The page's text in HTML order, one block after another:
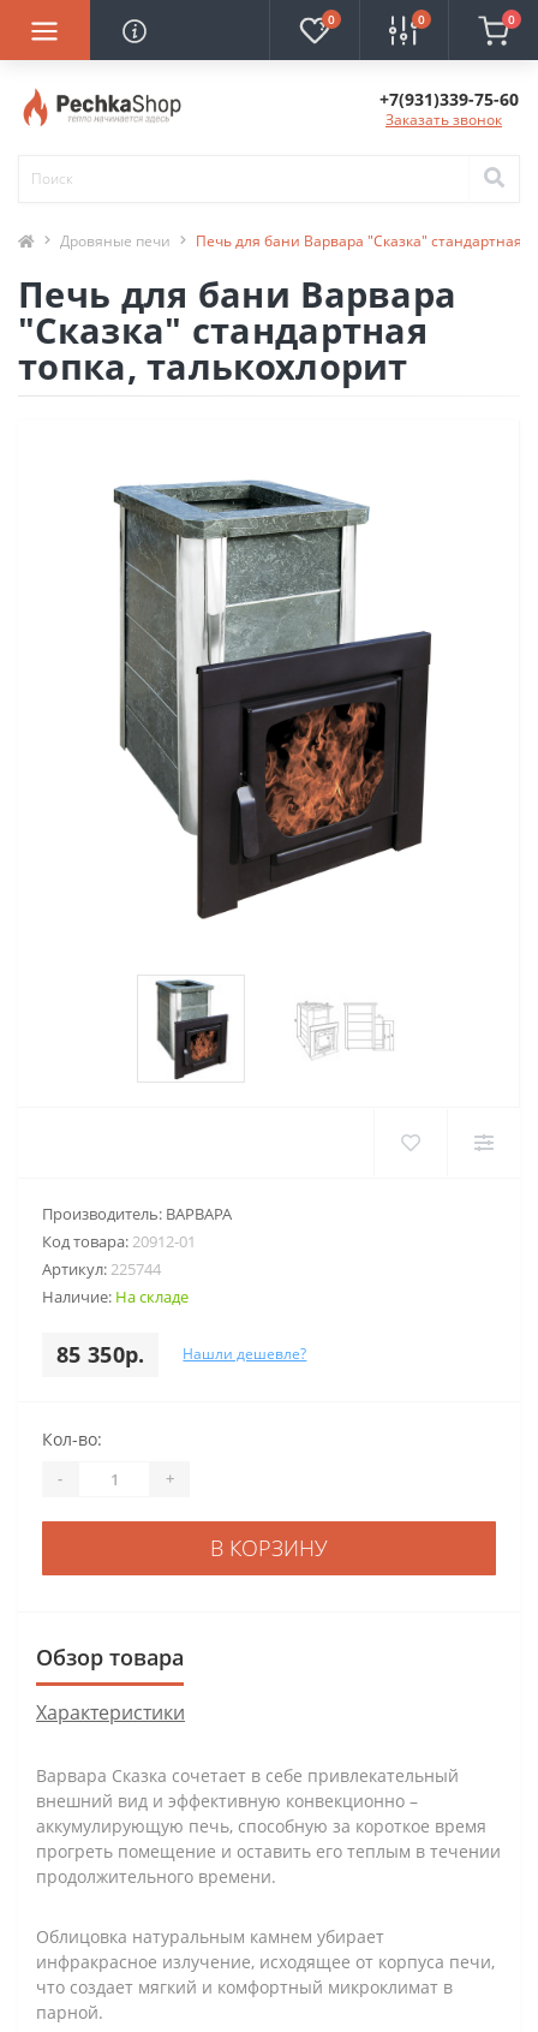
0 0 0
+7(931)339-75-60
Заказать звонок
Дровяные печи Печь для бани Варвара "Сказка" стандартная
Печь для бани Варвара
"Сказка" стандартная
топка, талькохлорит
Производитель: ВАРВАРА
Код товара:20912-01
Артикул:225744
Наличие: На складе
85 350р. Нашли дешевле?
Кол-во:
- +
В КОРЗИНУ
Обзор товара
Характеристики
Варвара Сказка сочетает в себе привлекательный
внешний вид и эффективную конвекционно –
аккумулирующую печь, способную за короткое время
прогреть помещение и оставить его теплым в течении
продолжительного времени.
Облицовка натуральным камнем убирает
инфракрасное излучение, исходящее от корпуса печи,
что создает мягкий и комфортный микроклимат в
парной.